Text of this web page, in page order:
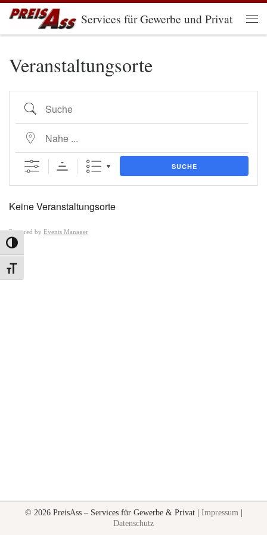
Umschalten auf hohe Kontraste
Schrift vergrößern
Zum Inhalt springenServices für Gewerbe und Privat
Veranstaltungsorte
Suche
Nahe ...
SUCHE
Keine Veranstaltungsorte
Powered by Events Manager
© 2026 PreisAss – Services für Gewerbe & Privat | Impressum|
Datenschutz